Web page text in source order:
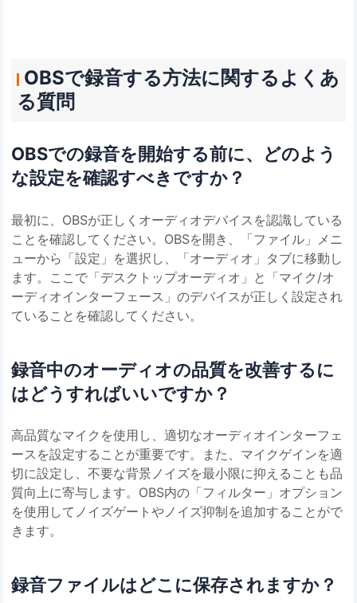
OBSで録音する方法に関するよくあ
る質問
OBSでの録音を開始する前に、どのよう
な設定を確認すべきですか？
最初に、OBSが正しくオーディオデバイスを認識している
ことを確認してください。OBSを開き、「ファイル」メニ
ューから「設定」を選択し、「オーディオ」タブに移動し
ます。ここで「デスクトップオーディオ」と「マイク/オ
ーディオインターフェース」のデバイスが正しく設定され
ていることを確認してください。
録音中のオーディオの品質を改善するに
はどうすればいいですか？
高品質なマイクを使用し、適切なオーディオインターフェ
ースを設定することが重要です。また、マイクゲインを適
切に設定し、不要な背景ノイズを最小限に抑えることも品
質向上に寄与します。OBS内の「フィルター」オプション
を使用してノイズゲートやノイズ抑制を追加することがで
きます。
録音ファイルはどこに保存されますか？